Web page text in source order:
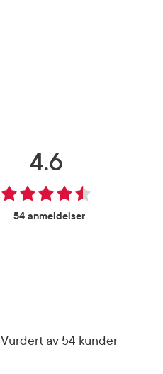
4.6
54 anmeldelser
Vurdert av 54 kunder